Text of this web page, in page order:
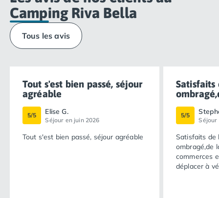
Camping Riva Bella
Tous les avis
Tout s'est bien passé, séjour
agréable
5/5 Elise G.
Séjour en juin 2026
Tout s'est bien passé, séjour agréable
5/5
Séjour
Satisfaits de
ombragé,de
commerces
déplacer à